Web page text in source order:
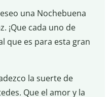
una Nochebuena
¡Que cada uno de
que es para esta gran
la suerte de
Que el amor y la